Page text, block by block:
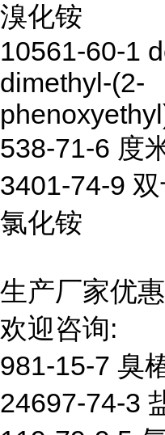
溴化铵
10561-60-1
dimethyl-(2-
538-71-6 度
3401-74-9
氯化铵
生产厂家优
欢迎咨询:
981-15-7 臭
24697-74-3